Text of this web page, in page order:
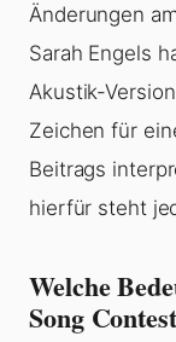
Änderungen
Sarah Engels
Akustik-
Zeichen für
Beitrags
hierfür steht
Welche
Song